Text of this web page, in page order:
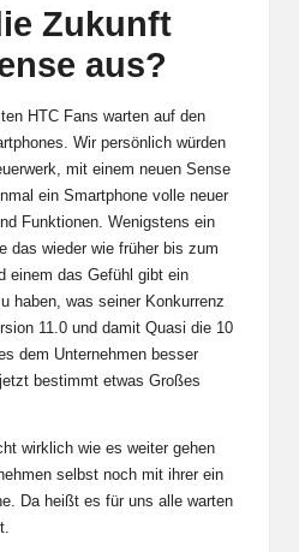
Zukunft
aus?
HTC Fans warten auf den
Wir persönlich würden
mit einem neuen Sense
ein Smartphone volle neuer
Funktionen. Wenigstens ein
das wieder wie früher bis zum
einem das Gefühl gibt ein
haben, was seiner Konkurrenz
11.0 und damit Quasi die 10
dem Unternehmen besser
bestimmt etwas Großes
wirklich wie es weiter gehen
selbst noch mit ihrer ein
Da heißt es für uns alle warten